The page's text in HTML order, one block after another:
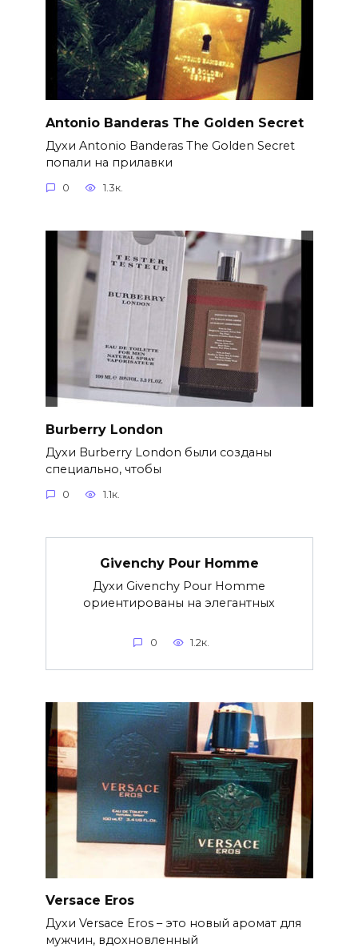
Antonio Banderas The Golden Secret
Духи Antonio Banderas The Golden Secret
попали на прилавки
0 1.3к.
Burberry London
Духи Burberry London были созданы
специально, чтобы
0 1.1к.
Givenchy Pour Homme
Духи Givenchy Pour Homme
ориентированы на элегантных
0 1.2к.
Versace Eros
Духи Versace Eros – это новый аромат для
мужчин, вдохновленный